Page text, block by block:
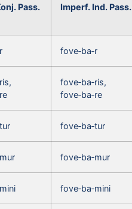
Pass. Imperf. Ind. Pass.
fove‑ba‑r
fove‑ba‑ris,
fove‑ba‑re
fove‑ba‑tur
fove‑ba‑mur
fove‑ba‑mini